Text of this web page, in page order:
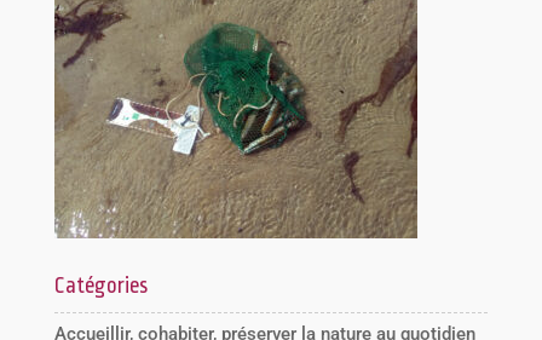
Catégories
Accueillir, cohabiter, préserver la nature au quotidien